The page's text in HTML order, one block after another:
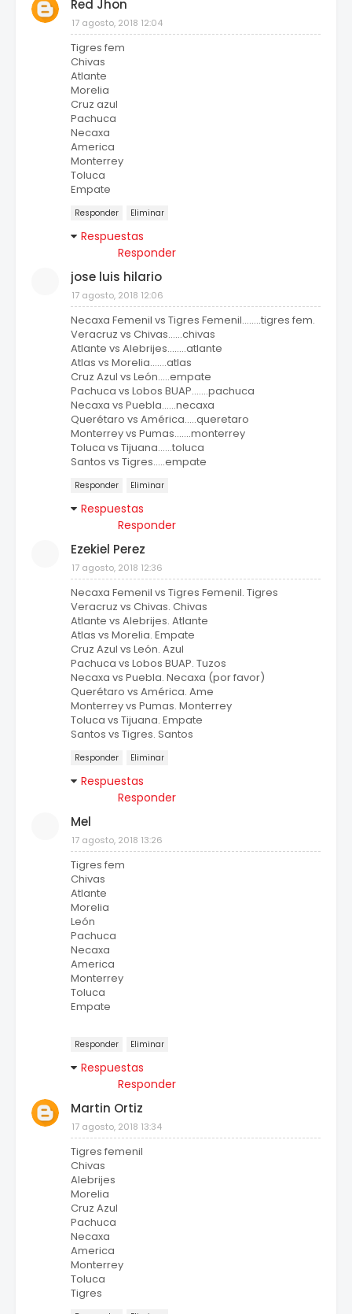
Red Jhon
17 agosto, 2018 12:04
Tigres fem
Chivas
Atlante
Morelia
Cruz azul
Pachuca
Necaxa
America
Monterrey
Toluca
Empate
Responder Eliminar
Respuestas
Responder
jose luis hilario
17 agosto, 2018 12:06
Necaxa Femenil vs Tigres Femenil........tigres fem.
Veracruz vs Chivas......chivas
Atlante vs Alebrijes........atlante
Atlas vs Morelia.......atlas
Cruz Azul vs León.....empate
Pachuca vs Lobos BUAP.......pachuca
Necaxa vs Puebla......necaxa
Querétaro vs América.....queretaro
Monterrey vs Pumas.......monterrey
Toluca vs Tijuana......toluca
Santos vs Tigres.....empate
Responder Eliminar
Respuestas
Responder
Ezekiel Perez
17 agosto, 2018 12:36
Necaxa Femenil vs Tigres Femenil. Tigres
Veracruz vs Chivas. Chivas
Atlante vs Alebrijes. Atlante
Atlas vs Morelia. Empate
Cruz Azul vs León. Azul
Pachuca vs Lobos BUAP. Tuzos
Necaxa vs Puebla. Necaxa (por favor)
Querétaro vs América. Ame
Monterrey vs Pumas. Monterrey
Toluca vs Tijuana. Empate
Santos vs Tigres. Santos
Responder Eliminar
Respuestas
Responder
Mel
17 agosto, 2018 13:26
Tigres fem
Chivas
Atlante
Morelia
León
Pachuca
Necaxa
America
Monterrey
Toluca
Empate
Responder Eliminar
Respuestas
Responder
Martin Ortiz
17 agosto, 2018 13:34
Tigres femenil
Chivas
Alebrijes
Morelia
Cruz Azul
Pachuca
Necaxa
America
Monterrey
Toluca
Tigres